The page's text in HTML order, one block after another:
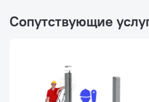
Трехсекционные лапы 4 шт
Комплект защиты стоек
Комплект проставок для
Сопутствующие